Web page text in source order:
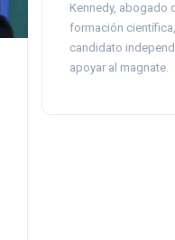
Kennedy, abogado
formación
candidato
apoyar al magnate.